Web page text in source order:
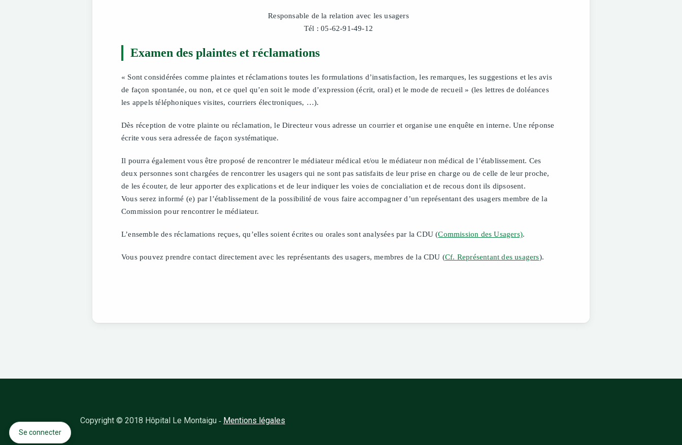
Se connecter
Responsable de la relation avec les usagers
Tél : 05-62-91-49-12
Examen des plaintes et réclamations
« Sont considérées comme plaintes et réclamations toutes les formulations d’insatisfaction, les remarques, les suggestions et les avis
de façon spontanée, ou non, et ce quel qu’en soit le mode d’expression (écrit, oral) et le mode de recueil » (les lettres de doléances
les appels téléphoniques visites, courriers électroniques, …).
Dès réception de votre plainte ou réclamation, le Directeur vous adresse un courrier et organise une enquête en interne. Une réponse
écrite vous sera adressée de façon systématique.
Il pourra également vous être proposé de rencontrer le médiateur médical et/ou le médiateur non médical de l’établissement. Ces
deux personnes sont chargées de rencontrer les usagers qui ne sont pas satisfaits de leur prise en charge ou de celle de leur proche,
de les écouter, de leur apporter des explications et de leur indiquer les voies de concialiation et de recous dont ils dipsosent.
Vous serez informé (e) par l’établissement de la possibilité de vous faire accompagner d’un représentant des usagers membre de la
Commission pour rencontrer le médiateur.
L’ensemble des réclamations reçues, qu’elles soient écrites ou orales sont analysées par la CDU (Commission des Usagers).
Vous pouvez prendre contact directement avec les représentants des usagers, membres de la CDU (Cf. Représentant des usagers).
Copyright © 2018 Hôpital Le Montaigu - Mentions légales